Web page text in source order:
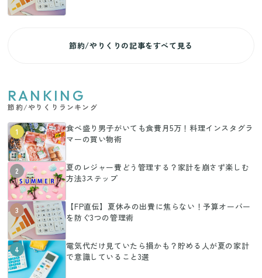
節約/やりくりの記事をすべて見る
RANKING
節約/やりくりランキング
1
食べ盛り男子がいても食費月5万！料理インスタグラ
マーの買い物術
2
夏のレジャー費どう管理する？家計を崩さず楽しむ
方法3ステップ
3
【FP直伝】夏休みの出費に焦らない！予算オーバー
を防ぐ3つの管理術
4
電気代だけ見ていたら損かも？貯める人が夏の家計
で意識していること3選